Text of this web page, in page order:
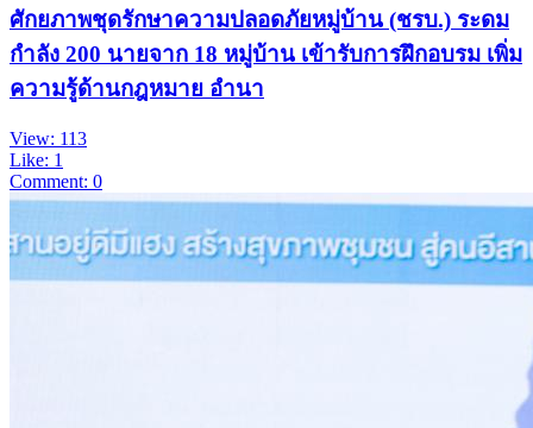
ศักยภาพชุดรักษาความปลอดภัยหมู่บ้าน (ชรบ.) ระดม
กำลัง 200 นายจาก 18 หมู่บ้าน เข้ารับการฝึกอบรม เพิ่ม
ความรู้ด้านกฎหมาย อำนา
View: 113
Like: 1
Comment: 0